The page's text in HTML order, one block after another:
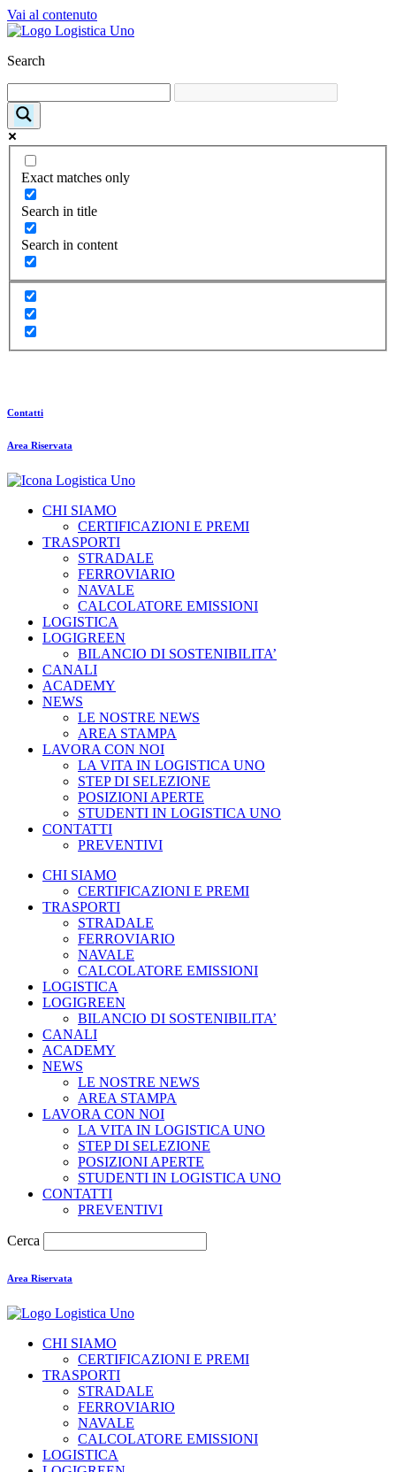
Vai al contenuto
Search
Exact matches only
Search in title
Search in content
Contatti
Area Riservata
CHI SIAMO
CERTIFICAZIONI E PREMI
TRASPORTI
STRADALE
FERROVIARIO
NAVALE
CALCOLATORE EMISSIONI
LOGISTICA
LOGIGREEN
BILANCIO DI SOSTENIBILITA’
CANALI
ACADEMY
NEWS
LE NOSTRE NEWS
AREA STAMPA
LAVORA CON NOI
LA VITA IN LOGISTICA UNO
STEP DI SELEZIONE
POSIZIONI APERTE
STUDENTI IN LOGISTICA UNO
CONTATTI
PREVENTIVI
CHI SIAMO
CERTIFICAZIONI E PREMI
TRASPORTI
STRADALE
FERROVIARIO
NAVALE
CALCOLATORE EMISSIONI
LOGISTICA
LOGIGREEN
BILANCIO DI SOSTENIBILITA’
CANALI
ACADEMY
NEWS
LE NOSTRE NEWS
AREA STAMPA
LAVORA CON NOI
LA VITA IN LOGISTICA UNO
STEP DI SELEZIONE
POSIZIONI APERTE
STUDENTI IN LOGISTICA UNO
CONTATTI
PREVENTIVI
Cerca
Area Riservata
CHI SIAMO
CERTIFICAZIONI E PREMI
TRASPORTI
STRADALE
FERROVIARIO
NAVALE
CALCOLATORE EMISSIONI
LOGISTICA